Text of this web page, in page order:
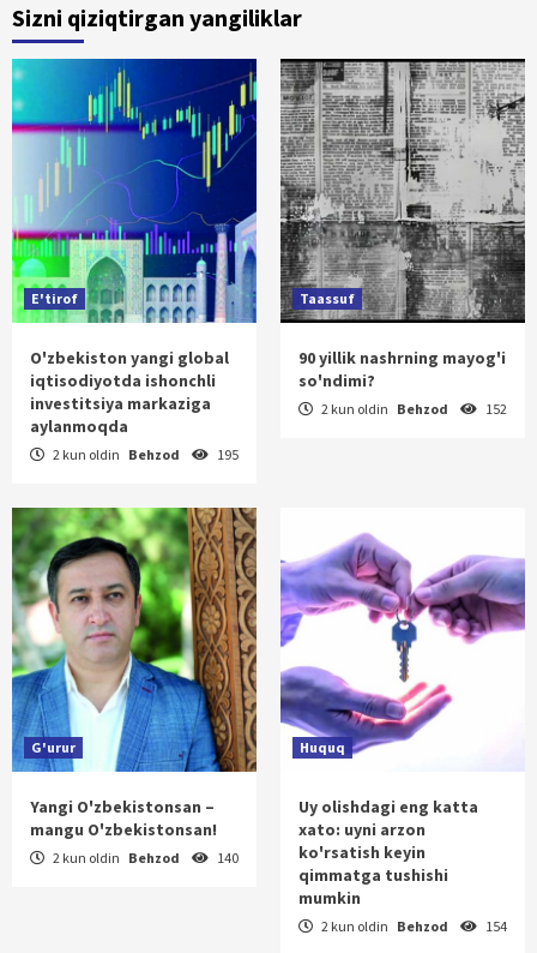
Sizni qiziqtirgan yangiliklar
E'tirof
O'zbekiston yangi global
iqtisodiyotda ishonchli
investitsiya markaziga
aylanmoqda
2 kun oldin Behzod 195
Taassuf
90 yillik nashrning mayog'i
so'ndimi?
2 kun oldin Behzod 152
G'urur
Yangi O'zbekistonsan –
mangu O'zbekistonsan!
2 kun oldin Behzod 140
Huquq
Uy olishdagi eng katta
xato: uyni arzon
ko'rsatish keyin
qimmatga tushishi
mumkin
2 kun oldin Behzod 154